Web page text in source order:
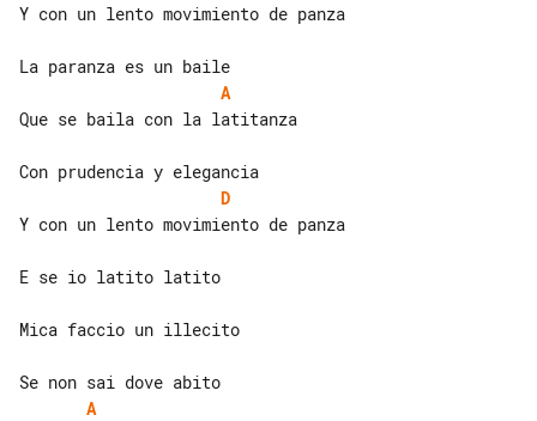
Y con un lento movimiento de panza
A
Que se baila con la latitanza
D
Y con un lento movimiento de panza
E se io latito latito
Mica faccio un illecito
A